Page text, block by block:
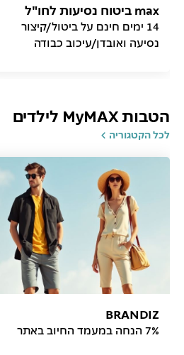
max ביטוח נסיעות לחו"ל
14 ימים חינם על ביטול/קיצור
נסיעה ואובדן/עיכוב כבודה
הטבות MyMAX לילדים
לכל הקטגוריה
BRANDIZ
7% הנחה במעמד החיוב באתר